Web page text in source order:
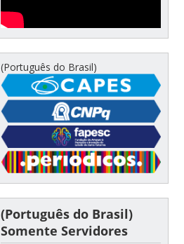
(Português do Brasil)
(Português do Brasil)
Somente Servidores